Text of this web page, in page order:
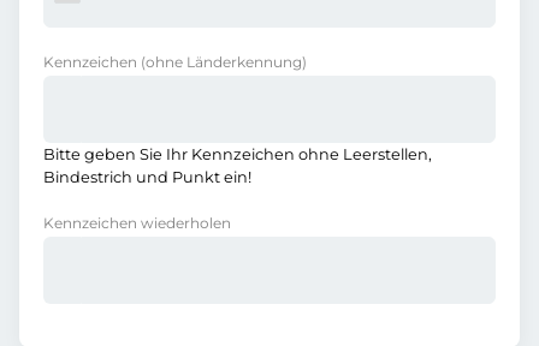
Kennzeichen (ohne Länderkennung)
Bitte geben Sie Ihr Kennzeichen ohne Leerstellen,
Bindestrich und Punkt ein!
Kennzeichen wiederholen